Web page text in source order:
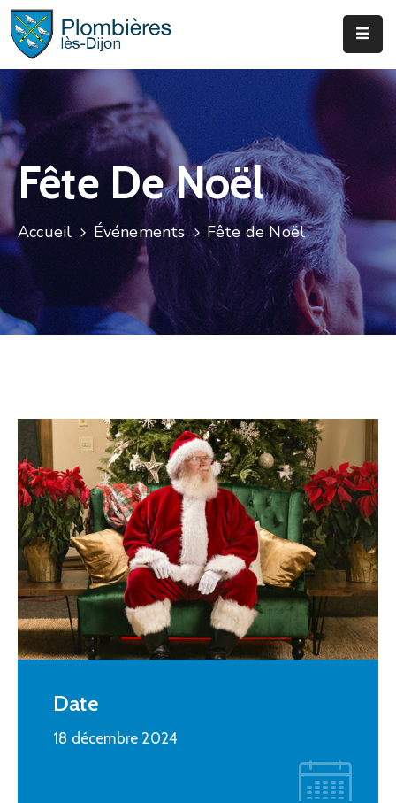
Municipalité
Services
Que
Faire
Infos
&
Fête De Noël
Accueil Événements Fête de Noël
Date
18 décembre 2024